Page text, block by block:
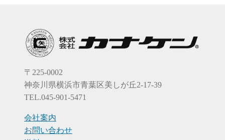
〒225-0002
神奈川県横浜市青葉区美しが丘2-17-39
TEL.045-901-5471
会社案内
お問い合わせ